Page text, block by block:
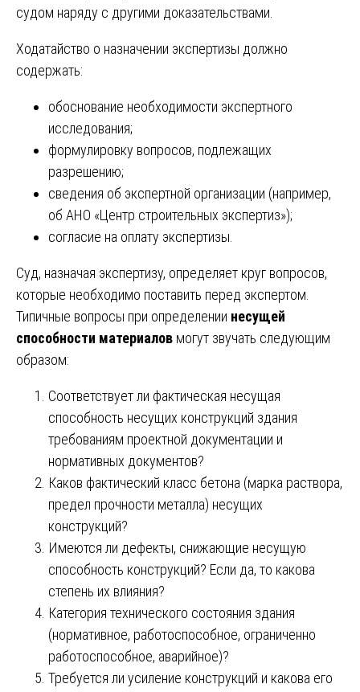
судом наряду с другими доказательствами.
Ходатайство о назначении экспертизы должно
содержать:
обоснование необходимости экспертного
исследования;
формулировку вопросов, подлежащих
разрешению;
сведения об экспертной организации (например,
об АНО «Центр строительных экспертиз»);
согласие на оплату экспертизы.
Суд, назначая экспертизу, определяет круг вопросов,
которые необходимо поставить перед экспертом.
Типичные вопросы при определении несущей
способности материалов могут звучать следующим
образом:
Соответствует ли фактическая несущая
способность несущих конструкций здания
требованиям проектной документации и
нормативных документов?
Каков фактический класс бетона (марка раствора,
предел прочности металла) несущих
конструкций?
Имеются ли дефекты, снижающие несущую
способность конструкций? Если да, то какова
степень их влияния?
Категория технического состояния здания
(нормативное, работоспособное, ограниченно
работоспособное, аварийное)?
Требуется ли усиление конструкций и какова его